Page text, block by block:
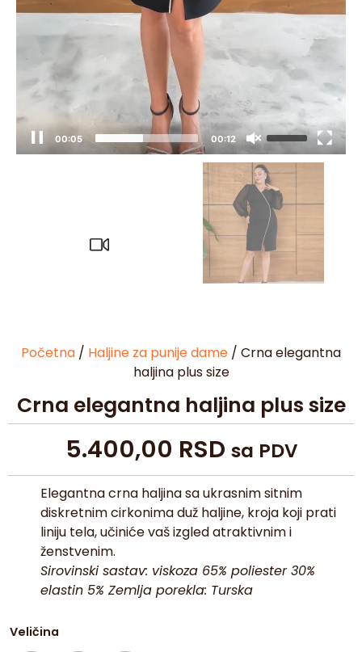
00:06 00:12
Početna / Haljine za punije dame / Crna elegantna
haljina plus size
Crna elegantna haljina plus size
5.400,00 RSD sa PDV
Elegantna crna haljina sa ukrasnim sitnim
diskretnim cirkonima duž haljine, kroja koji prati
liniju tela, učiniće vaš izgled atraktivnim i
ženstvenim.
Sirovinski sastav: viskoza 65% poliester 30%
elastin 5% Zemlja porekla: Turska
Veličina